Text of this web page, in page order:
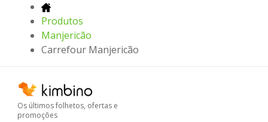
Produtos
Manjericão
Carrefour Manjericão
Os últimos folhetos, ofertas e
promoções